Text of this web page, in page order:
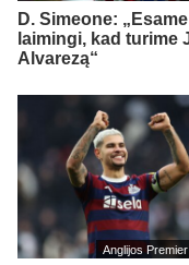
D. Simeone:
laimingi, kad turime
Alvarezą“
Anglijos